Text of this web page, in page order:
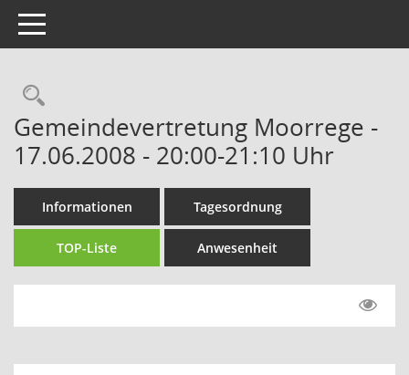
Toggle navigation
Rechercheauswahl
Gemeindevertretung Moorrege -
17.06.2008 - 20:00-21:10 Uhr
Informationen Tagesordnung
TOP-Liste Anwesenheit